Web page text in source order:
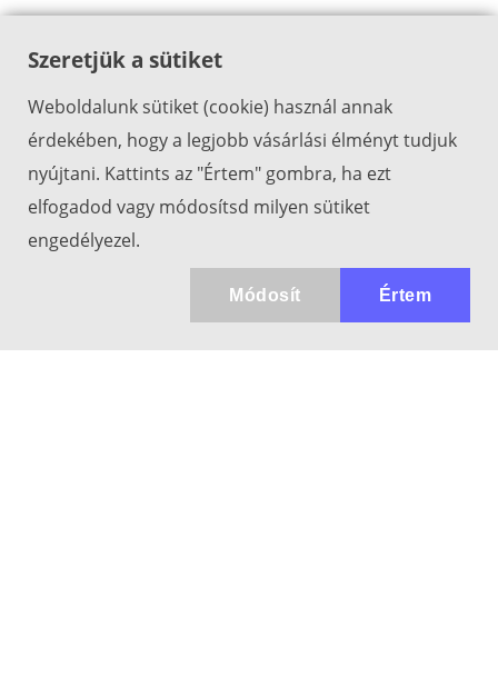
Szeretjük a sütiket
Weboldalunk sütiket (cookie) használ annak
érdekében, hogy a legjobb vásárlási élményt tudjuk
nyújtani. Kattints az "Értem" gombra, ha ezt
elfogadod vagy módosítsd milyen sütiket
engedélyezel.
Értem
Módosít